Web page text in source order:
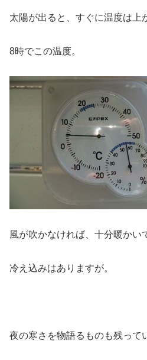
太陽が出ると、すぐに温度は上
8時でこの温度。
風が吹かなければ、十分暖かい
冷え込みはありますが。
夜の寒さを物語るものも残って